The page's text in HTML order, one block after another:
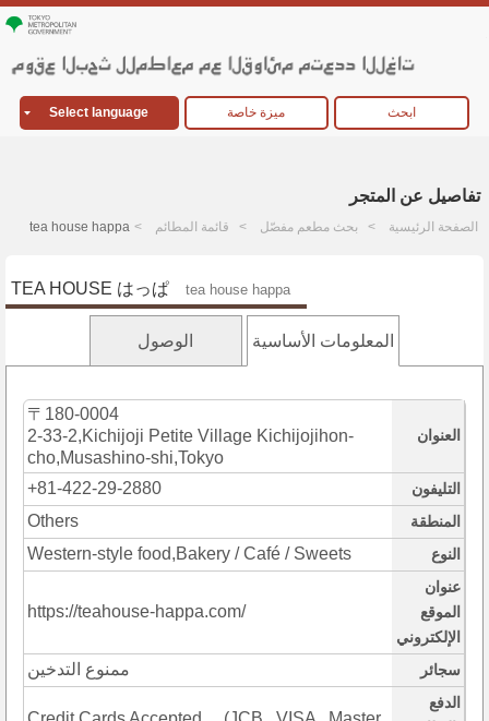
Select language ميزة خاصة ابحث
تفاصيل عن المتجر
الصفحة الرئيسية بحث مطعم مفصّل قائمة المطائم tea house happa
TEA HOUSE はっぱ tea house happa
المعلومات الأساسية الوصول
العنوان
〒180-0004
2-33-2,Kichijoji Petite Village Kichijojihon-
cho,Musashino-shi,Tokyo
التليفون +81-422-29-2880
المنطقة Others
النوع Western-style food,Bakery / Café / Sweets
عنوان
الموقع
الإلكتروني
https://teahouse-happa.com/
سجائر ممنوع التدخين
الدفع